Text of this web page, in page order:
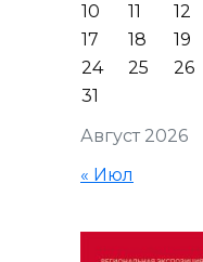
Август 2026
10
11 12
17
18 19
24
25 26
31
« Июл